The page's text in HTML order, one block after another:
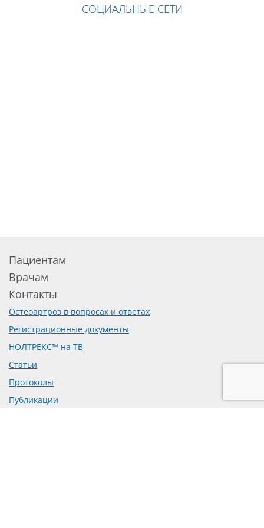
СОЦИАЛЬНЫЕ СЕТИ
Пациентам
Врачам
Контакты
Остеоартроз в вопросах и ответах
Регистрационные документы
НОЛТРЕКС™ на ТВ
Статьи
Протоколы
Публикации